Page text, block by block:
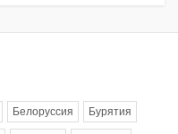
Белоруссия Бурятия